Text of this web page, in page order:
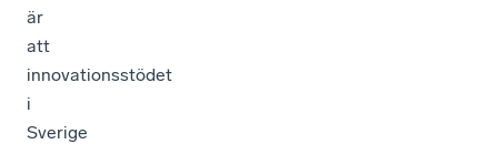
är
att
innovationsstödet
i
Sverige